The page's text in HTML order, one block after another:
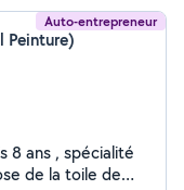
Auto-entrepreneur
Peinture)
8 ans , spécialité
de la toile de